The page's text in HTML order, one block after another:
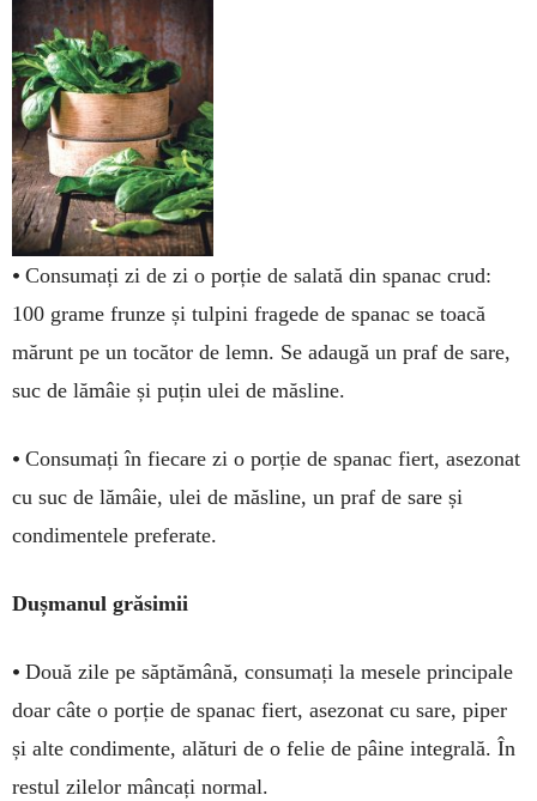
• Consumați zi de zi o por­ție de salată din spanac crud:
100 grame frunze și tulpini fra­gede de spanac se toacă
mărunt pe un tocător de lemn. Se adau­gă un praf de sare,
suc de lămâie și puțin ulei de măsline.
• Consumați în fie­care zi o porție de spa­nac fiert, asezonat
cu suc de lămâie, ulei de măs­line, un praf de sare și
condimentele preferate.
Dușmanul grăsimii
• Două zile pe săptămână, con­sumați la mesele principale
doar câte o porție de spanac fiert, ase­zonat cu sare, piper
și alte condi­mente, alături de o felie de pâi­ne integrală. În
restul zi­lelor mâncați normal.